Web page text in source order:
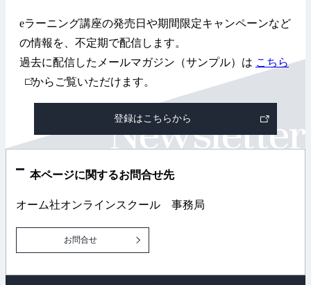
eラーニング講座の発売日や期間限定キャンペーンなど
の情報を、不定期で配信します。
過去に配信したメールマガジン（サンプル）は こちら
外
部
ン
からご覧いただけます。
登録はこちらから
本ページに関するお問合せ先
オーム社オンラインスクール 事務局
お問合せ